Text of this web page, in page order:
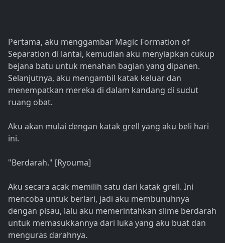
Pertama, aku menggambar Magic Formation of
Separation di lantai, kemudian aku menyiapkan cukup
bejana batu untuk menahan bagian yang dipanen.
Selanjutnya, aku mengambil katak keluar dan
menempatkan mereka di dalam kandang di sudut
ruang obat.
Aku akan mulai dengan katak grell yang aku beli hari
ini.
"Berdarah." [Ryouma]
Aku secara acak memilih satu dari katak grell. Ini
mencoba untuk berlari, jadi aku membunuhnya
dengan pisau, lalu aku memerintahkan slime berdarah
untuk memasukkannya dari luka yang aku buat dan
menguras darahnya.